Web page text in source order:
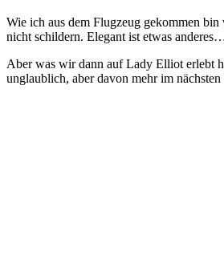
Wie ich aus dem Flugzeug gekommen
nicht schildern. Elegant ist etwas
Aber was wir dann auf Lady Elliot erlebt
unglaublich, aber davon mehr im nächsten